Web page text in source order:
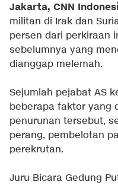
Jakarta, CNN
militan di Irak dan
persen dari perkiraan
sebelumnya yang
dianggap melemah.
Sejumlah pejabat AS
beberapa faktor yang
penurunan tersebut,
perang, pembelotan
perekrutan.
Juru Bicara Gedung